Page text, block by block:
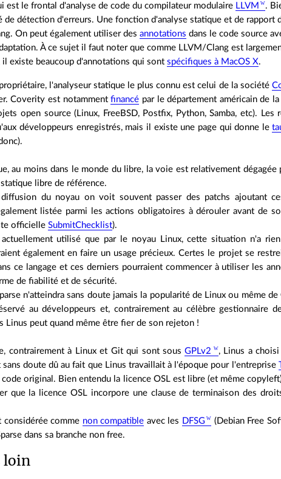
est le frontal d'analyse de code du compilateur modulaire LLVM
.
de détection d'erreurs. Une fonction d'analyse statique et de rapport
On peut également utiliser desannotations dans le code source
À ce sujet il faut noter que comme LLVM/Clang est
il existe beaucoup d'annotations qui sontspécifiques à MacOS X.
l'analyseur statique le plus connu est celui de la société
Coverity est notammentfinancé par le département américain de
open source (Linux, FreeBSD, Postfix, Python, Samba, etc).
développeurs enregistrés, mais il existe une page qui donne le
au moins dans le monde du libre, la voie est relativement
libre de référence.
du noyau on voit souvent passer des patchs ajoutant
listée parmi les actions obligatoires à dérouler avant de
officielleSubmitChecklist).
actuellement utilisé que par le noyau Linux, cette situation n'a
également en faire un usage précieux. Certes le projet se
ce langage et ces derniers pourraient commencer à utiliser les
de fiabilité et de sécurité.
n'atteindra sans doute jamais la popularité de Linux ou même
au développeurs et, contrairement au célèbre gestionnaire
Linus peut quand même être fier de son rejeton !
contrairement à Linux et Git qui sont sousGPLv2 , Linus a
sans doute dû au fait que Linus travaillait à l'époque pour l'entreprise
original. Bien entendu la licence OSL est libre (et même
que la licence OSL incorpore une clause de terminaison des
considérée comme non compatible avec les DFSG
(Debian Free
dans sa branche non free.
loin